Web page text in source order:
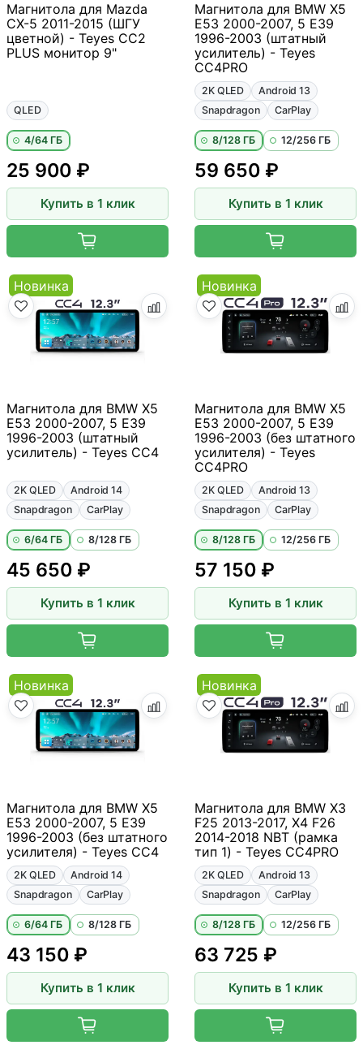
Магнитола для Mazda
CX-5 2011-2015 (ШГУ
цветной) - Teyes CC2
PLUS монитор 9"
QLED
4/64 ГБ
25 900 ₽
Купить в 1 клик
Магнитола для BMW X5
E53 2000-2007, 5 E39
1996-2003 (штатный
усилитель) - Teyes
CC4PRO
2K QLED
Android 13
Snapdragon
CarPlay
8/128 ГБ 12/256 ГБ
59 650 ₽
Купить в 1 клик
Новинка
Магнитола для BMW X5
E53 2000-2007, 5 E39
1996-2003 (штатный
усилитель) - Teyes CC4
2K QLED
Android 14
Snapdragon
CarPlay
6/64 ГБ 8/128 ГБ
45 650 ₽
Купить в 1 клик
Новинка
Магнитола для BMW X5
E53 2000-2007, 5 E39
1996-2003 (без штатного
усилителя) - Teyes
CC4PRO
2K QLED
Android 13
Snapdragon
CarPlay
8/128 ГБ 12/256 ГБ
57 150 ₽
Купить в 1 клик
Новинка
Магнитола для BMW X5
E53 2000-2007, 5 E39
1996-2003 (без штатного
усилителя) - Teyes CC4
2K QLED
Android 14
Snapdragon
CarPlay
6/64 ГБ 8/128 ГБ
43 150 ₽
Купить в 1 клик
Новинка
Магнитола для BMW X3
F25 2013-2017, X4 F26
2014-2018 NBT (рамка
тип 1) - Teyes CC4PRO
2K QLED
Android 13
Snapdragon
CarPlay
8/128 ГБ 12/256 ГБ
63 725 ₽
Купить в 1 клик